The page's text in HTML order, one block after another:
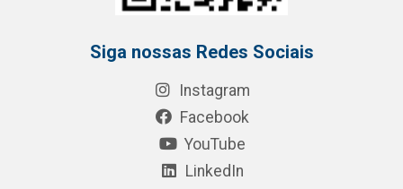
Siga nossas Redes Sociais
Instagram
Facebook
YouTube
LinkedIn